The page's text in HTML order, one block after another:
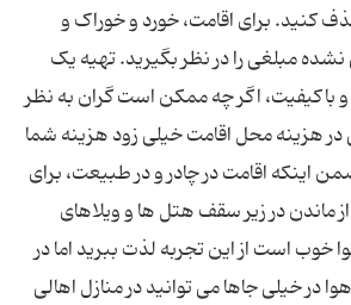
کنید. برای اقامت، خورد و خوراک و
مبلغی را در نظر بگیرید. تهیه یک
باکیفیت، اگر چه ممکن است گران به نظر
در هزینه محل اقامت خیلی زود هزینه شما
اینکه اقامت در چادر و در طبیعت، برای
ماندن در زیر سقف هتل ها و ویلاهای
خوب است از این تجربه لذت ببرید اما در
در خیلی جاها می توانید در منازل اهالی